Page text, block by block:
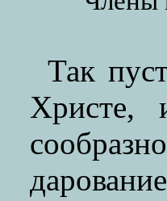
Так
Христе,